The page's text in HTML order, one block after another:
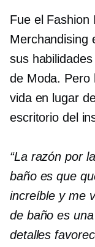
Fue el Fashion
Merchandising
sus
de Moda. Pero
vida en lugar
escritorio del
“La razón por
baño es que
increíble y me
de baño es
detalles